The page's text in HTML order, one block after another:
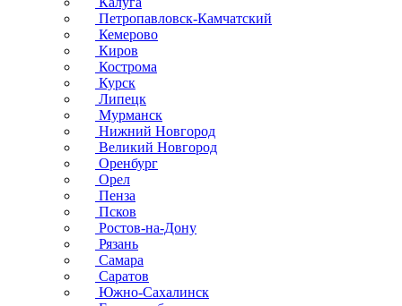
Петропавловск-Камчатский
Кемерово
Киров
Кострома
Курск
Липецк
Мурманск
Нижний Новгород
Великий Новгород
Оренбург
Орел
Пенза
Псков
Ростов-на-Дону
Рязань
Самара
Саратов
Южно-Сахалинск